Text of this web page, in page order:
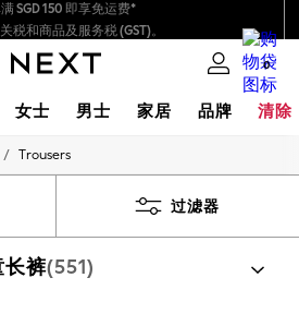
税和商品及服务税 (GST)。
保证为最终售价
0
女士 男士 家居 品牌 清除
/ Trousers
过滤器
长裤(551)